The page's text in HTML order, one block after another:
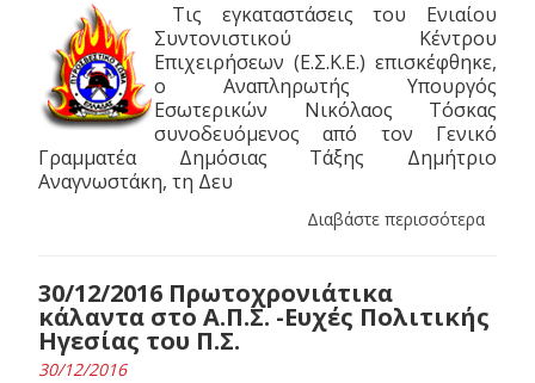
Τις εγκαταστάσεις του Ενιαίου
Συντονιστικού Κέντρου
Επιχειρήσεων (Ε.Σ.Κ.Ε.) επισκέφθηκε,
ο Αναπληρωτής Υπουργός
Εσωτερικών Νικόλαος Τόσκας
συνοδευόμενος από τον Γενικό
Γραμματέα Δημόσιας Τάξης Δημήτριο
Αναγνωστάκη, τη Δευ
Διαβάστε περισσότερα
30/12/2016 Πρωτοχρονιάτικα
κάλαντα στο Α.Π.Σ. -Ευχές Πολιτικής
Ηγεσίας του Π.Σ.
30/12/2016